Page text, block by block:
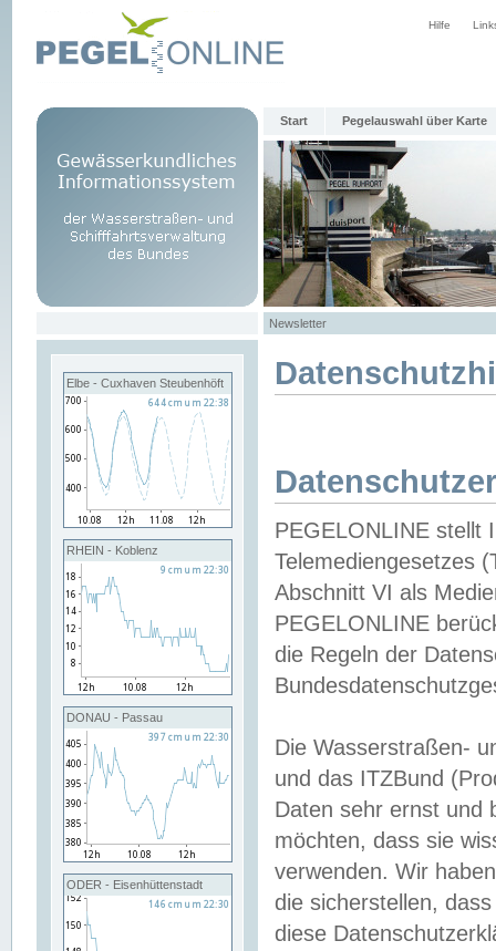
Hilfe
Start Pegelauswahl über Karte
Newsletter
Elbe - Cuxhaven Steubenhöft
RHEIN - Koblenz
DONAU - Passau
ODER - Eisenhüttenstadt
PEGELONLINE stellt
Telemediengesetzes
Abschnitt VI als
PEGELONLINE
die Regeln der
Die Wasserstraßen-
und das ITZBund
Daten sehr ernst und
möchten, dass sie
verwenden. Wir
die sicherstellen,
diese